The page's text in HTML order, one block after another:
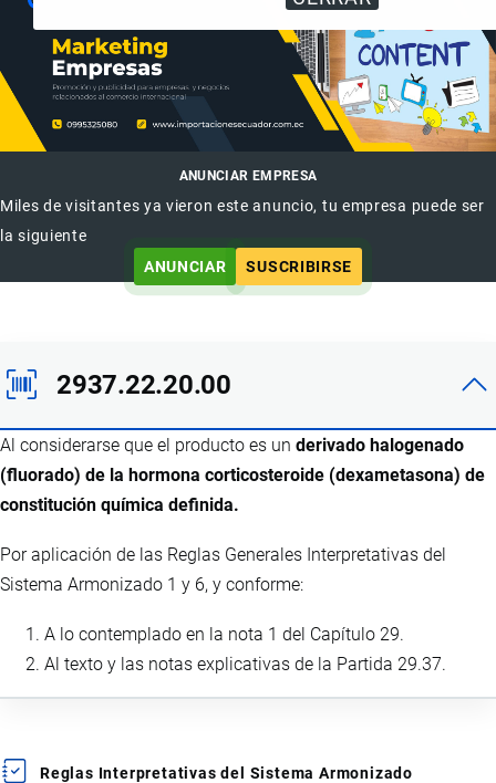
ANUNCIAR EMPRESA
Miles de visitantes ya vieron este anuncio, tu empresa puede ser
la siguiente
ANUNCIAR
SUSCRIBIRSE
2937.22.20.00
Al considerarse que el producto es un derivado halogenado
(fluorado) de la hormona corticosteroide (dexametasona) de
constitución química definida.
Por aplicación de las Reglas Generales Interpretativas del
Sistema Armonizado 1 y 6, y conforme:
A lo contemplado en la nota 1 del Capítulo 29.
Al texto y las notas explicativas de la Partida 29.37.
Reglas Interpretativas del Sistema Armonizado